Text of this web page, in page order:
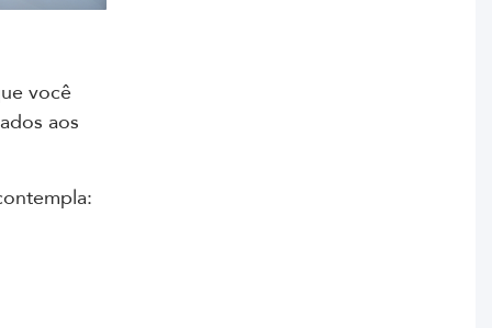
você
aos